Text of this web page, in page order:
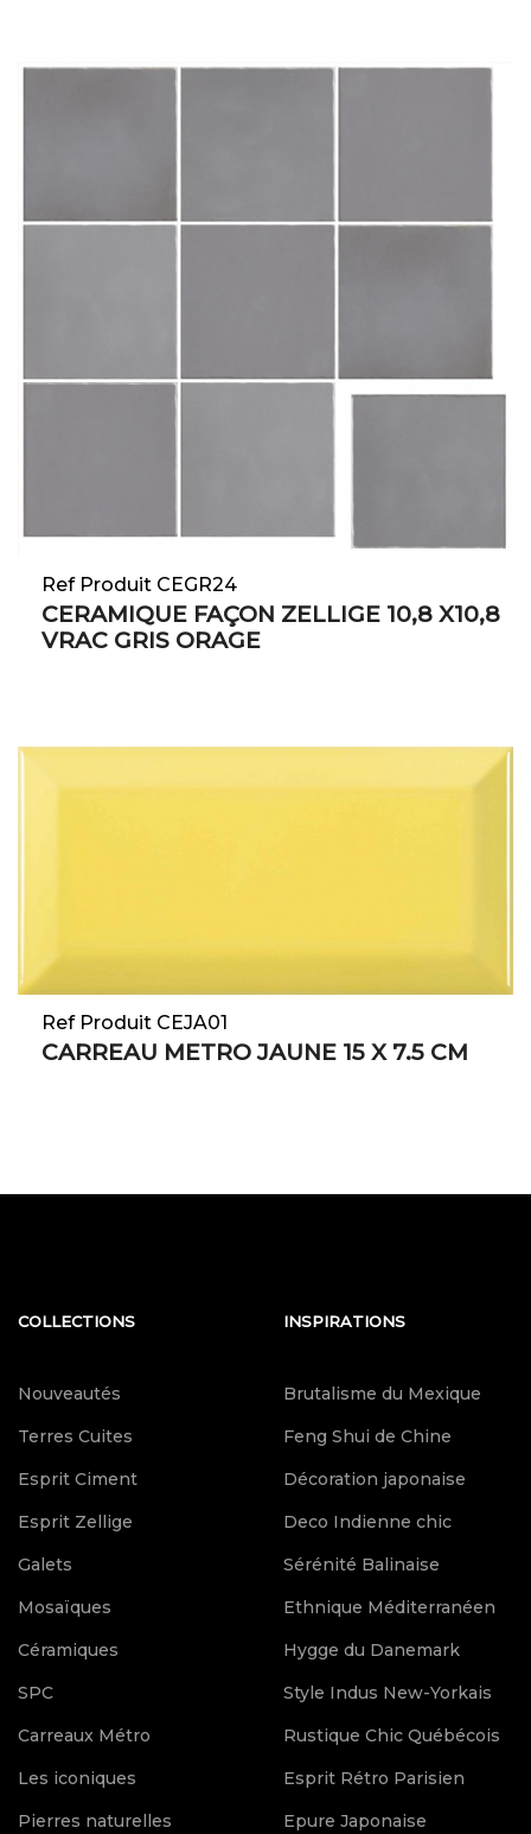
Ref Produit CEGR24
CERAMIQUE FAÇON ZELLIGE 10,8 X10,8
VRAC GRIS ORAGE
Ref Produit CEJA01
CARREAU METRO JAUNE 15 X 7.5 CM
COLLECTIONS
Nouveautés
Terres Cuites
Esprit Ciment
Esprit Zellige
Galets
Mosaïques
Céramiques
SPC
Carreaux Métro
Les iconiques
Pierres naturelles
INSPIRATIONS
Brutalisme du Mexique
Feng Shui de Chine
Décoration japonaise
Deco Indienne chic
Sérénité Balinaise
Ethnique Méditerranéen
Hygge du Danemark
Style Indus New-Yorkais
Rustique Chic Québécois
Esprit Rétro Parisien
Epure Japonaise